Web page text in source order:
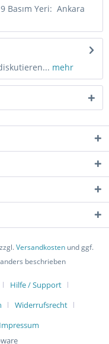
Basım Yeri: Ankara
mehr
Versandkosten und ggf.
beschrieben
Hilfe / Support
Widerrufsrecht
Impressum